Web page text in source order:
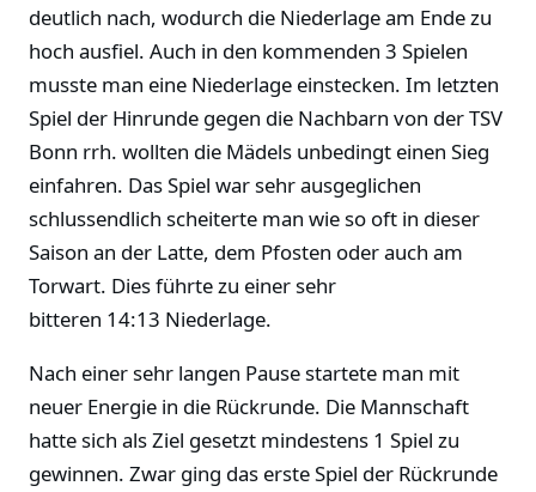
deutlich nach, wodurch die Niederlage am Ende zu
hoch ausfiel. Auch in den kommenden 3 Spielen
musste man eine Niederlage einstecken. Im letzten
Spiel der Hinrunde gegen die Nachbarn von der TSV
Bonn rrh. wollten die Mädels unbedingt einen Sieg
einfahren. Das Spiel war sehr ausgeglichen
schlussendlich scheiterte man wie so oft in dieser
Saison an der Latte, dem Pfosten oder auch am
Torwart. Dies führte zu einer sehr
bitteren 14:13 Niederlage.
Nach einer sehr langen Pause startete man mit
neuer Energie in die Rückrunde. Die Mannschaft
hatte sich als Ziel gesetzt mindestens 1 Spiel zu
gewinnen. Zwar ging das erste Spiel der Rückrunde